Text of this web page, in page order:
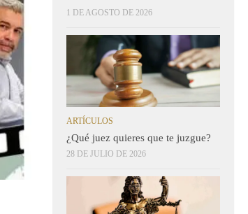
1 DE AGOSTO DE 2026
ARTÍCULOS
¿Qué juez quieres que te juzgue?
28 DE JULIO DE 2026